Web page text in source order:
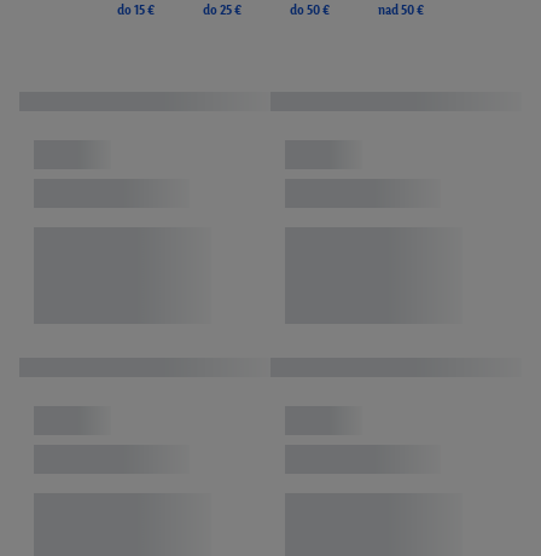
do 15 € do 25 € do 50 € nad 50 €